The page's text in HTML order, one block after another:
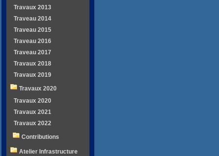
Travaux 2013
Traveau 2014
Traveau 2015
Traveau 2016
Traveau 2017
Travaux 2018
Travaux 2019
Travaux 2020
Travaux 2020
Travaux 2021
Travaux 2022
Contributions
Atelier Infrastructure